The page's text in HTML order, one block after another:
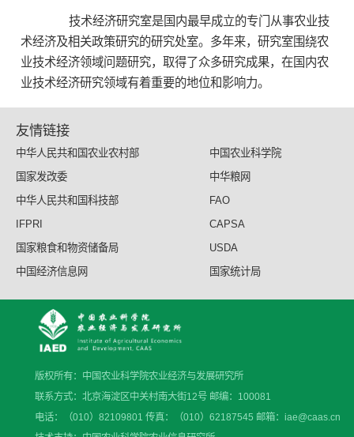
技术经济研究室是国内最早成立的专门从事农业技
术经济及相关政策研究的研究处室。多年来，研究室围绕农
业技术经济领域问题研究，取得了众多研究成果，在国内农
业技术经济研究领域有着重要的地位和影响力。
友情链接
中华人民共和国农业农村部
中国农业科学院
国家发改委
中华粮网
中华人民共和国科技部
FAO
IFPRI
CAPSA
国家粮食和物资储备局
USDA
中国经济信息网
国家统计局
版权所有：中国农业科学院农业经济与发展研究所
联系方式：北京海淀区中关村南大街12号 邮编：100081
电话：（010）82109801 传真：（010）62187545 邮箱：iae@caas.cn